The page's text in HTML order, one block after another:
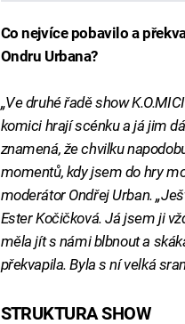
Co nejvíce pobavilo a
Ondru Urbana?
„Ve druhé řadě show
komici hrají scénku a já jim
znamená, že chvilku
momentů, kdy jsem do hry
moderátor Ondřej Urban.
Ester Kočičková. Já jsem ji
měla jít s námi blbnout a
překvapila. Byla s ní velká
STRUKTURA SHOW